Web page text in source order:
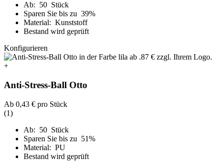
Ab: 50 Stück
Sparen Sie bis zu 39%
Material: Kunststoff
Bestand wird geprüft
Konfigurieren
+
Anti-Stress-Ball Otto
Ab 0,43 € pro Stück
(1)
Ab: 50 Stück
Sparen Sie bis zu 51%
Material: PU
Bestand wird geprüft